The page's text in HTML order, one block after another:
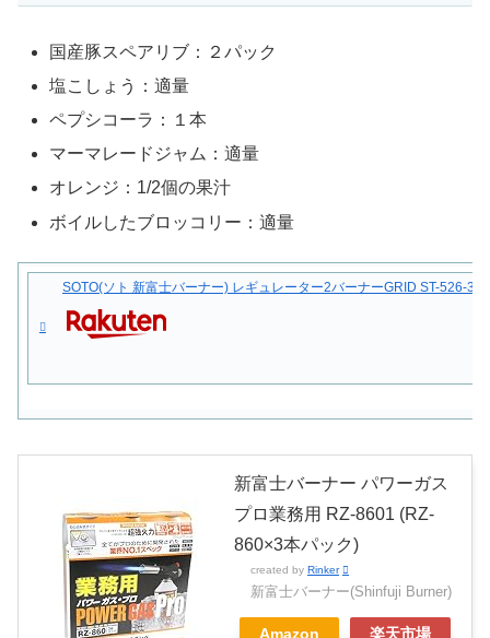
国産豚スペアリブ：２パック
塩こしょう：適量
ペプシコーラ：１本
マーマレードジャム：適量
オレンジ：1/2個の果汁
ボイルしたブロッコリー：適量
SOTO(ソト 新富士バーナー) レギュレーター2バーナーGRID ST-526-3
新富士バーナー パワーガス
プロ業務用 RZ-8601 (RZ-
860×3本パック)
created by Rinker
新富士バーナー(Shinfuji Burner)
Amazon 楽天市場